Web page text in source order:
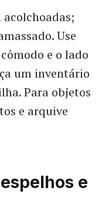
Use
e o lado
um inventário
Para objetos
e arquive
e